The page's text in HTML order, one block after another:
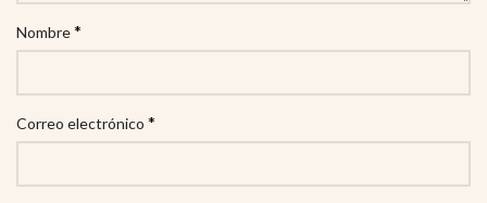
Nombre*
Correo electrónico *